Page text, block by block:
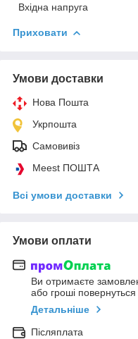
Вхідна напруга
Приховати
Умови доставки
Нова Пошта
Укрпошта
Самовивіз
Meest ПОШТА
Всі умови доставки
Умови оплати
Ви отримаєте
або гроші
Детальніше
Післяплата